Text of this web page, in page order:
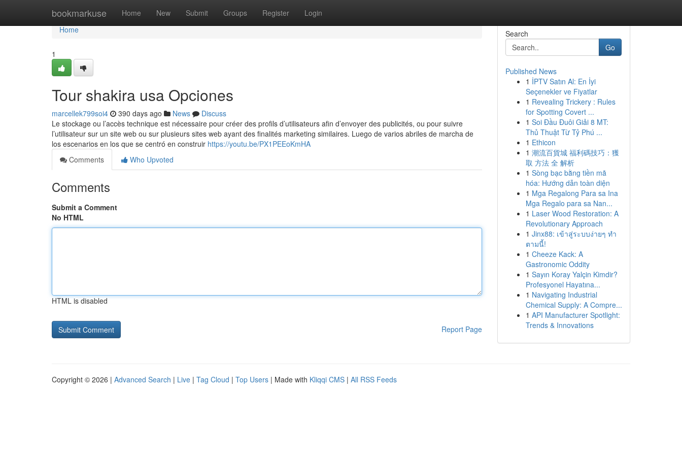
bookmarkuse Home New Submit Groups Register Login
Home
Home
1
Tour shakira usa Opciones
marcellek799soi4 390 days ago News
Discuss
Le stockage ou l’accès technique est nécessaire pour créer des profils d’utilisateurs afin d’envoyer des publicités, ou pour suivre
l’utilisateur sur un site web ou sur plusieurs sites web ayant des finalités marketing similaires. Luego de varios abriles de marcha de
los escenarios en los que se centró en construir https://youtu.be/PX1PEEoKmHA
Comments
Who Upvoted
Comments
Submit a Comment
No HTML
HTML is disabled
Report Page
Search
Go
Published News
1 İPTV Satın Al: En İyi
Seçenekler ve Fiyatlar
1 Revealing Trickery : Rules
for Spotting Covert ...
1 Soi Đầu Đuôi Giải 8 MT:
Thủ Thuật Từ Tỷ Phú ...
1 Ethicon
1 潮流百貨城 福利碼技巧：獲
取 方法 全 解析
1 Sòng bạc bằng tiền mã
hóa: Hướng dẫn toàn diện
1 Mga Regalong Para sa Ina
Mga Regalo para sa Nan...
1 Laser Wood Restoration: A
Revolutionary Approach
1 Jinx88: เข้าสู่ระบบง่ายๆ ทำ
ตามนี้!
1 Cheeze Kack: A
Gastronomic Oddity
1 Sayın Koray Yalçin Kimdir?
Profesyonel Hayatına...
1 Navigating Industrial
Chemical Supply: A Compre...
1 API Manufacturer Spotlight:
Trends & Innovations
Copyright © 2026 | Advanced Search | Live | Tag Cloud | Top Users | Made with Kliqqi CMS | All RSS Feeds